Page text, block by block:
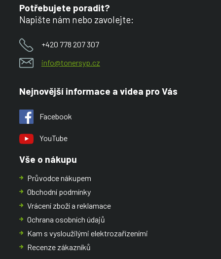
Potřebujete poradit?
Napište nám nebo zavolejte:
+420 778 207 307
info@tonersyp.cz
Nejnovější informace a videa pro Vás
Facebook
YouTube
Vše o nákupu
Průvodce nákupem
Obchodní podmínky
Vrácení zboží a reklamace
Ochrana osobních údajů
Kam s vysloužilými elektrozařízeními
Recenze zákazníků